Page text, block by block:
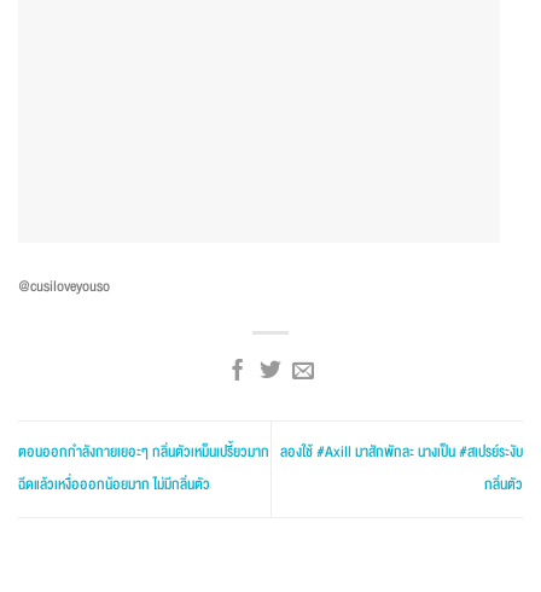
@cusiloveyouso
ตอนออกกำลังกายเยอะๆ กลิ่นตัวเหม็นเปรี้ยวมาก
ฉีดแล้วเหงื่อออกน้อยมาก ไม่มีกลิ่นตัว
ลองใช้ #Axill มาสักพักละ นางเป็น #สเปรย์ระงับ
กลิ่นตัว